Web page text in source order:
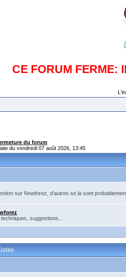
CE FORUM FERME:
du forum
du vendredi 07 août 2026, 13:45
sur Newforez, d'autres se la sont
suggestions...